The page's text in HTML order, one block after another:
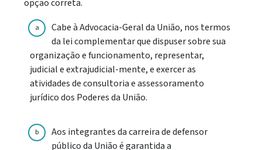
opção correta.
a
Cabe à Advocacia-Geral da União, nos termos
da lei complementar que dispuser sobre sua
organização e funcionamento, representar,
judicial e extrajudicial-mente, e exercer as
atividades de consultoria e assessoramento
jurídico dos Poderes da União.
b
Aos integrantes da carreira de defensor
público da União é garantida a